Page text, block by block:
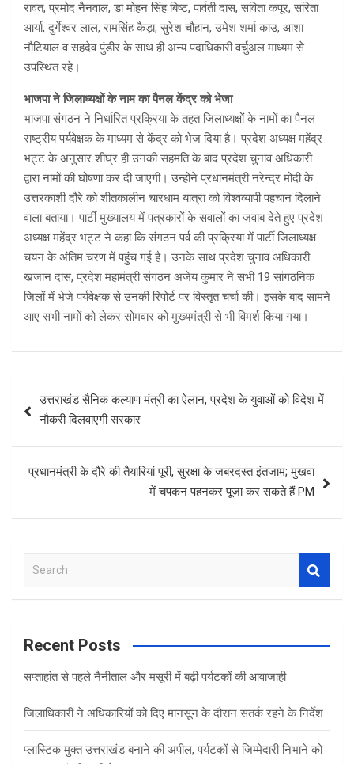
रावत, प्रमोद नैनवाल, डा मोहन सिंह बिष्ट, पार्वती दास, सविता कपूर, सरिता
आर्या, दुर्गेश्वर लाल, रामसिंह कैड़ा, सुरेश चौहान, उमेश शर्मा काउ, आशा
नौटियाल व सहदेव पुंडीर के साथ ही अन्य पदाधिकारी वर्चुअल माध्यम से
उपस्थित रहे।
भाजपा ने जिलाध्यक्षों के नाम का पैनल केंद्र को भेजा
भाजपा संगठन ने निर्धारित प्रक्रिया के तहत जिलाध्यक्षों के नामों का पैनल
राष्ट्रीय पर्यवेक्षक के माध्यम से केंद्र को भेज दिया है। प्रदेश अध्यक्ष महेंद्र
भट्ट के अनुसार शीघ्र ही उनकी सहमति के बाद प्रदेश चुनाव अधिकारी
द्वारा नामों की घोषणा कर दी जाएगी। उन्होंने प्रधानमंत्री नरेन्द्र मोदी के
उत्तरकाशी दौरे को शीतकालीन चारधाम यात्रा को विश्वव्यापी पहचान दिलाने
वाला बताया। पार्टी मुख्यालय में पत्रकारों के सवालों का जवाब देते हुए प्रदेश
अध्यक्ष महेंद्र भट्ट ने कहा कि संगठन पर्व की प्रक्रिया में पार्टी जिलाध्यक्ष
चयन के अंतिम चरण में पहुंच गई है। उनके साथ प्रदेश चुनाव अधिकारी
खजान दास, प्रदेश महामंत्री संगठन अजेय कुमार ने सभी 19 सांगठनिक
जिलों में भेजे पर्यवेक्षक से उनकी रिपोर्ट पर विस्तृत चर्चा की। इसके बाद सामने
आए सभी नामों को लेकर सोमवार को मुख्यमंत्री से भी विमर्श किया गया।
navigation
उत्तराखंड सैनिक कल्याण मंत्री का ऐलान, प्रदेश के युवाओं को विदेश में
नौकरी दिलवाएगी सरकार
प्रधानमंत्री के दौरे की तैयारियां पूरी, सुरक्षा के जबरदस्त इंतजाम; मुखवा
में चपकन पहनकर पूजा कर सकते हैं PM
a
c
Recent Posts
सप्ताहांत से पहले नैनीताल और मसूरी में बढ़ी पर्यटकों की आवाजाही
जिलाधिकारी ने अधिकारियों को दिए मानसून के दौरान सतर्क रहने के निर्देश
प्लास्टिक मुक्त उत्तराखंड बनाने की अपील, पर्यटकों से जिम्मेदारी निभाने को